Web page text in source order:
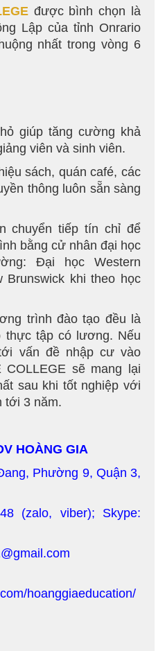
được bình chọn là
Lập của tỉnh Onrario
nhất trong vòng 6
giúp tăng cường khả
viên và sinh viên.
sách, quán café, các
thông luôn sẵn sàng
chuyển tiếp tín chỉ để
bằng cử nhân đại học
Đại học Western
Brunswick khi theo học
trình đào tạo đều là
tập có lương. Nếu
vấn đề nhập cư vào
COLLEGE sẽ mang lại
sau khi tốt nghiệp với
tới 3 năm.
HOÀNG GIA
Phường 9, Quận 3,
(zalo, viber); Skype:
hoanggiaeducation/